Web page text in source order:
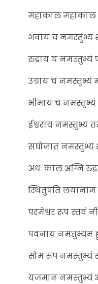
महाकाल
भवाय च नमस्तुभ्यं
रुद्राय च नमस्तुभ्यं
उग्राय च नमस्तुभ्यं
भीमाय च नमस्तुभ्यं
ईश्वराय नमस्तुभ्यं
सघोजात नमस्तुभ्यं
अधः काल अग्नि
स्थितुपति
परमेश्वर रूप स्तवं
पवनाय नमतुभ्यम
सोम रूप नमस्तुभ्यं
यजमान नमस्तुभ्यं